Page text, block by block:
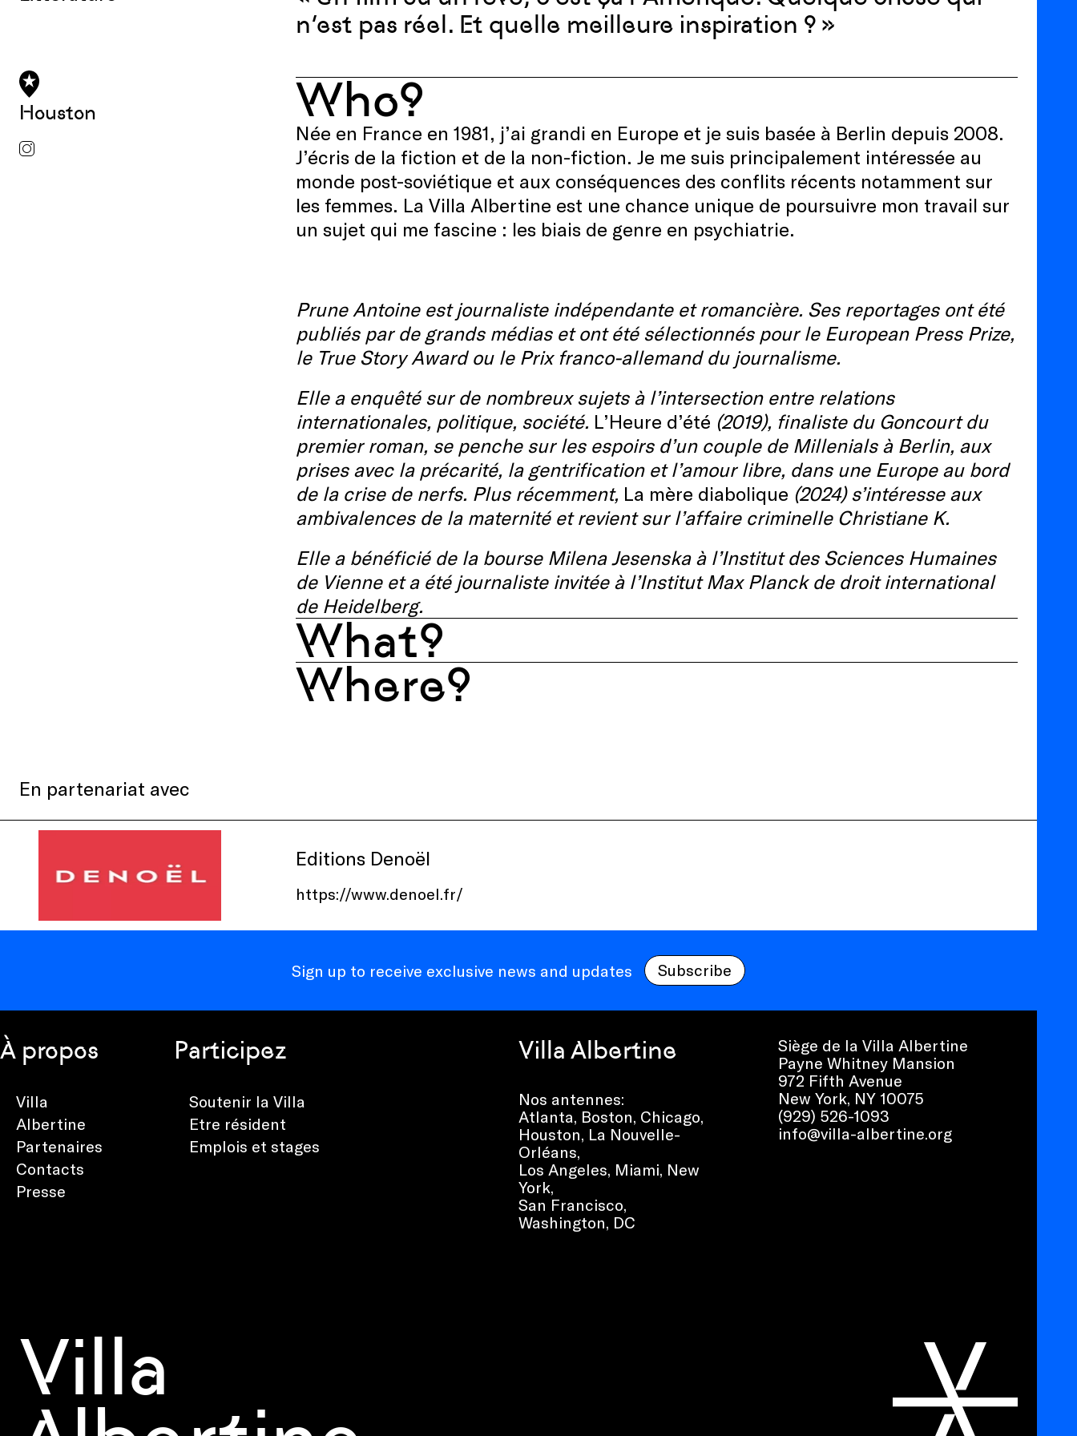
Houston
n’est pas réel. Et quelle meilleure inspiration ? »
Who?
Née en France en 1981, j’ai grandi en Europe et je suis basée à Berlin depuis 2008.
J’écris de la fiction et de la non-fiction. Je me suis principalement intéressée au
monde post-soviétique et aux conséquences des conflits récents notamment sur
les femmes. La Villa Albertine est une chance unique de poursuivre mon travail sur
un sujet qui me fascine : les biais de genre en psychiatrie.
Prune Antoine est journaliste indépendante et romancière. Ses reportages ont été
publiés par de grands médias et ont été sélectionnés pour le European Press Prize,
le True Story Award ou le Prix franco-allemand du journalisme.
Elle a enquêté sur de nombreux sujets à l’intersection entre relations
internationales, politique, société. L’Heure d’été (2019), finaliste du Goncourt du
premier roman, se penche sur les espoirs d’un couple de Millenials à Berlin, aux
prises avec la précarité, la gentrification et l’amour libre, dans une Europe au bord
de la crise de nerfs. Plus récemment, La mère diabolique (2024) s’intéresse aux
ambivalences de la maternité et revient sur l’affaire criminelle Christiane K.
Elle a bénéficié de la bourse Milena Jesenska à l’Institut des Sciences Humaines
de Vienne et a été journaliste invitée à l’Institut Max Planck de droit international
de Heidelberg.
What?
Where?
En partenariat avec
Editions Denoël
https://www.denoel.fr/
Sign up to receive exclusive news and updates Subscribe
À propos
Villa
Albertine
Partenaires
Contacts
Presse
Participez
Soutenir la Villa
Etre résident
Emplois et stages
Villa Albertine
Nos antennes:
Atlanta, Boston, Chicago,
Houston, La Nouvelle-
Orléans,
Los Angeles, Miami, New
York,
San Francisco,
Washington, DC
Siège de la Villa Albertine
Payne Whitney Mansion
972 Fifth Avenue
New York, NY 10075
(929) 526-1093
info@villa-albertine.org
Villa